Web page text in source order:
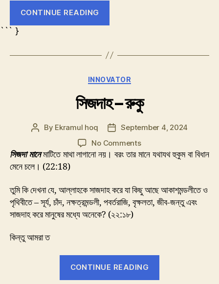
CONTINUE READING
``` }
Categories
INNOVATOR
সিজদাহ – রুকু
Post
By Ekramul hoq
PostSeptember 4, 2024
No Commentson
সিজদাহ
সিজদা মানেমাটিতে মাথা লাগানো নয়। বরং তার মানে যথাযথ হুকুম বা বিধান
মেনে চলে। (22:18)
তুমি কি দেখনা যে, আল্লাহকে সাজদাহ করে যা কিছু আছে আকাশমন্ডলীতে ও
পৃথিবীতে – সূর্য, চাঁদ, নক্ষত্রমন্ডলী, পবর্তরাজি, বৃক্ষলতা, জীব-জন্তু এবং
সাজদাহ করে মানুষের মধ্যে অনেকে? (২২:১৮)
কিন্তু আমরা ত
CONTINUE READING